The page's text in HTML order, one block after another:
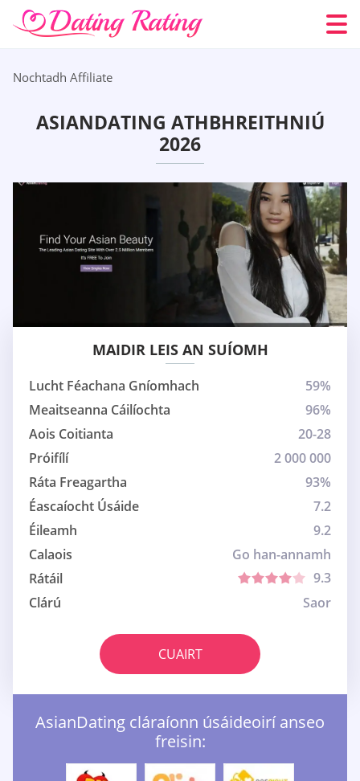
Nochtadh Affiliate
ASIANDATING ATHBHREITHNIÚ
2026
MAIDIR LEIS AN SUÍOMH
Lucht Féachana Gníomhach
59%
Meaitseanna Cáilíochta
96%
Aois Coitianta
20-28
Próifílí
2 000 000
Ráta Freagartha
93%
Éascaíocht Úsáide
7.2
Éileamh
9.2
Calaois
Go han-annamh
Rátáil
9.3
Clárú
Saor
CUAIRT
AsianDating cláraíonn úsáideoirí anseo
freisin: